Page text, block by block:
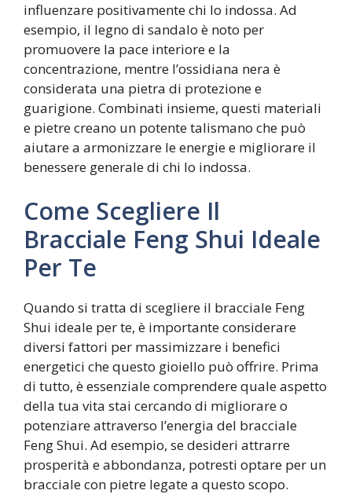
influenzare positivamente chi lo indossa. Ad
esempio, il legno di sandalo è noto per
promuovere la pace interiore e la
concentrazione, mentre l’ossidiana nera è
considerata una pietra di protezione e
guarigione. Combinati insieme, questi materiali
e pietre creano un potente talismano che può
aiutare a armonizzare le energie e migliorare il
benessere generale di chi lo indossa.
Come Scegliere Il
Bracciale Feng Shui Ideale
Per Te
Quando si tratta di scegliere il bracciale Feng
Shui ideale per te, è importante considerare
diversi fattori per massimizzare i benefici
energetici che questo gioiello può offrire. Prima
di tutto, è essenziale comprendere quale aspetto
della tua vita stai cercando di migliorare o
potenziare attraverso l’energia del bracciale
Feng Shui. Ad esempio, se desideri attrarre
prosperità e abbondanza, potresti optare per un
bracciale con pietre legate a questo scopo.